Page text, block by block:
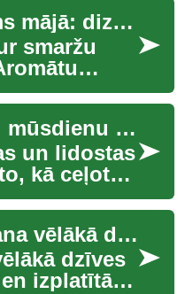
Smaržu zonējums mājā: dizains caur aromātu slāņiem
smaržu
mainīt
un
Pārgulēt lidostā: mūsdienu tranzīta viesnīcu fenomens
un lidostas
kā ceļotāji
apvieno ...
Karjeras mainīšana vēlākā dzīves posmā: Jaunu iespēju atklāšana
dzīves
izplatītāka